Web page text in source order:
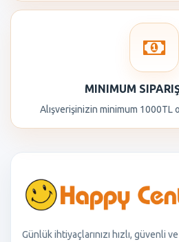
MINIMUM
Alışverişinizin minimum 1000TL
Günlük ihtiyaçlarınızı hızlı, güvenli